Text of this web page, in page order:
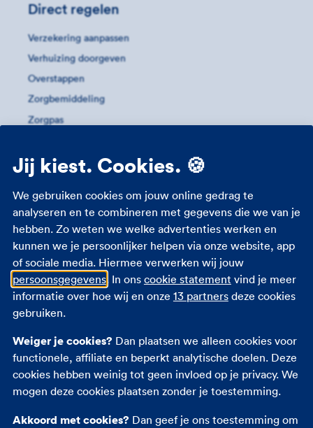
Direct regelen
Verzekering aanpassen
Verhuizing doorgeven
Overstappen
Zorgbemiddeling
Zorgpas
Meer informatie
Studenten zorgverzekering
Zorgverzekering 18 jaar
Zorgverzekering zwangerschap
Zorgtoeslag
Eigen bijdrage
Zorgpremie 2026
Autoverzekering
Opstalverzekering
Inboedelverzekering
Reisverzekering
Jij kiest. Cookies. 🍪
We gebruiken cookies om jouw online gedrag te
analyseren en te combineren met gegevens die we van je
hebben. Zo weten we welke advertenties werken en
kunnen we je persoonlijker helpen via onze website, app
of sociale media. Hiermee verwerken wij jouw
persoonsgegevens. In ons cookie statement vind je meer
informatie over hoe wij en onze 13 partnersdeze cookies
gebruiken.
Weiger je cookies? Dan plaatsen we alleen cookies voor
functionele, affiliate en beperkt analytische doelen. Deze
cookies hebben weinig tot geen invloed op je privacy. We
mogen deze cookies plaatsen zonder je toestemming.
Akkoord met cookies? Dan geef je ons toestemming om